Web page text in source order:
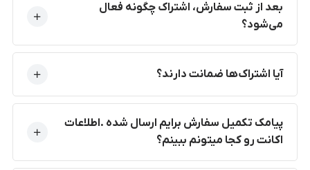
بعد از ثبت سفارش، اشتراک چگونه فعال
می‌شود؟
آیا اشتراک‌ها ضمانت دارند؟
پیامک تکمیل سفارش برایم ارسال شده .اطلاعات
اکانت رو کجا میتونم ببینم؟